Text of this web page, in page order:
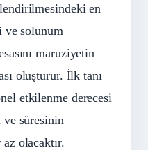
en
solunum
maruziyetin
oluşturur. İlk tanı
etkilenme derecesi
ve süresinin
olacaktır.